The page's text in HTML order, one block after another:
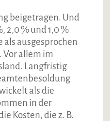
beigetragen. Und
2,0 % und 1,0 %
als ausgesprochen
Vor allem im
Langfristig
als die
in der
Kosten, die z. B.